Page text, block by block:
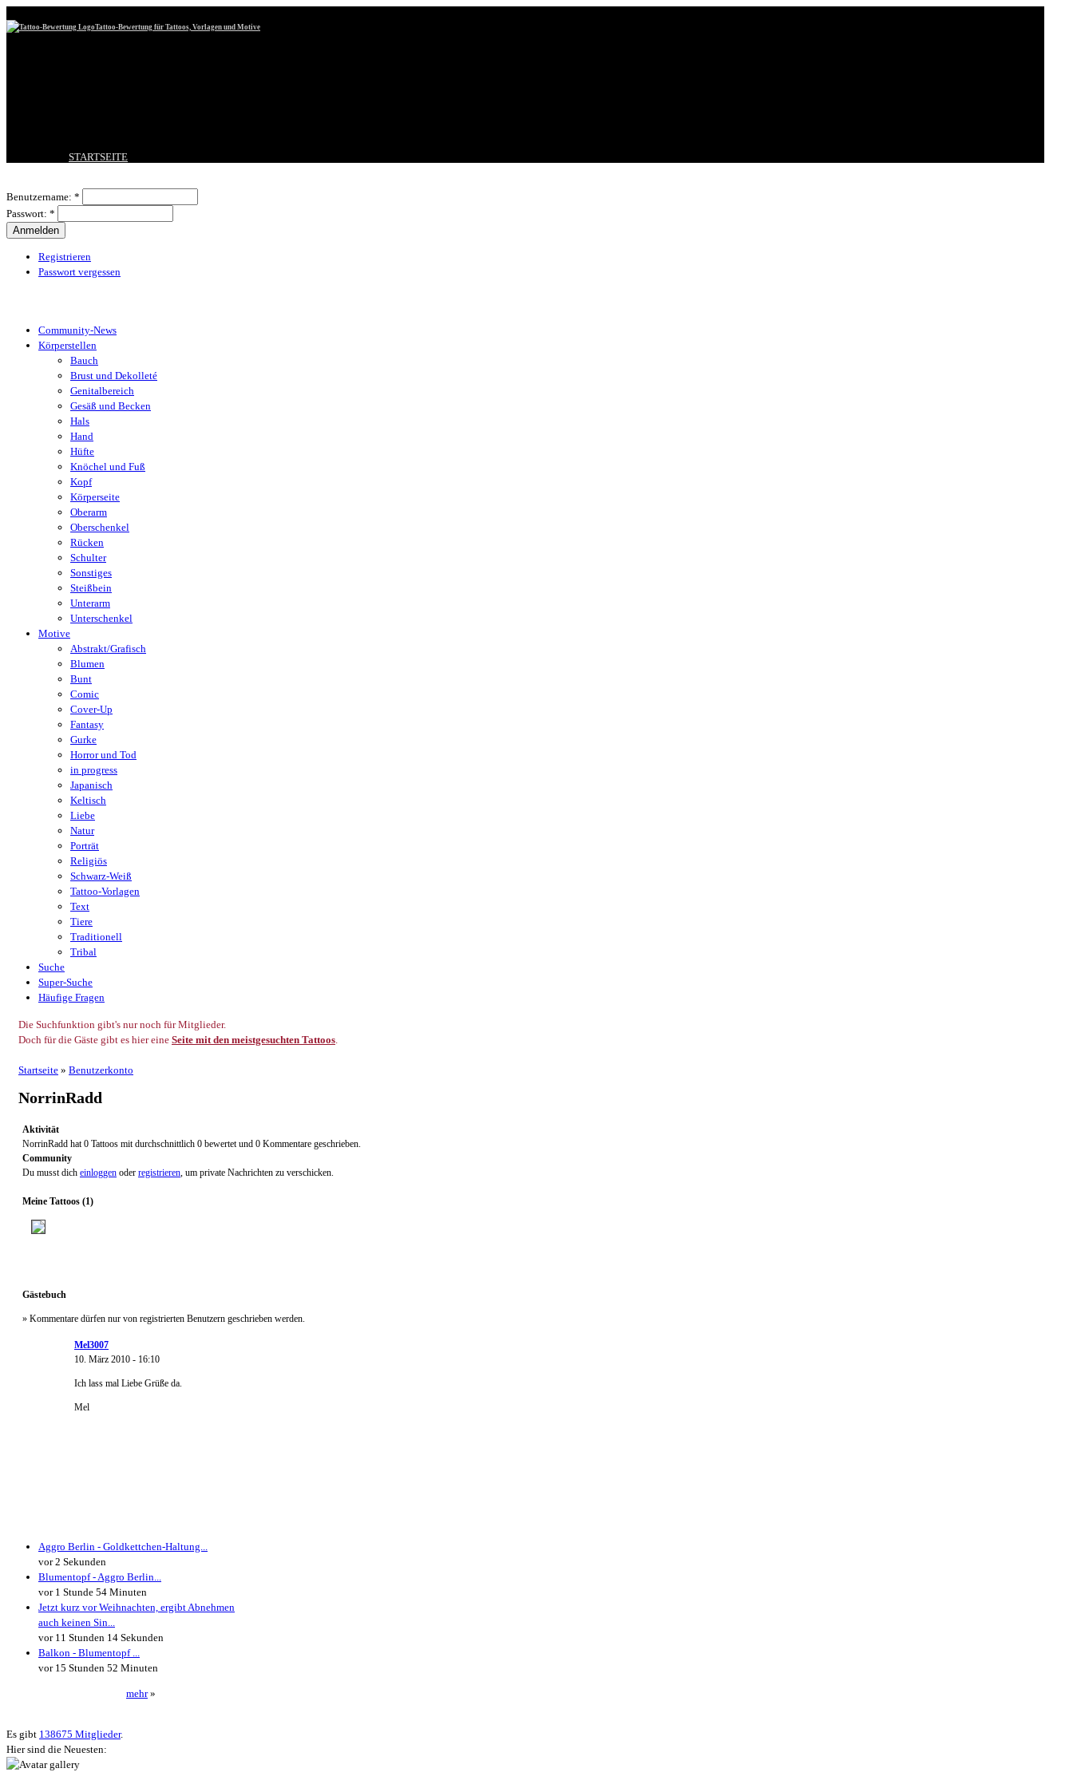
Tattoo-Bewertung für Tattoos, Vorlagen und Motive
STARTSEITE
BESTE TATTOOS
NEUESTE TATTOOS
Benutzername: *
Passwort: *
Registrieren
Passwort vergessen
Community-News
Körperstellen
Bauch
Brust und Dekolleté
Genitalbereich
Gesäß und Becken
Hals
Hand
Hüfte
Knöchel und Fuß
Kopf
Körperseite
Oberarm
Oberschenkel
Rücken
Schulter
Sonstiges
Steißbein
Unterarm
Unterschenkel
Motive
Abstrakt/Grafisch
Blumen
Bunt
Comic
Cover-Up
Fantasy
Gurke
Horror und Tod
in progress
Japanisch
Keltisch
Liebe
Natur
Porträt
Religiös
Schwarz-Weiß
Tattoo-Vorlagen
Text
Tiere
Traditionell
Tribal
Suche
Super-Suche
Häufige Fragen
Die Suchfunktion gibt's nur noch für Mitglieder.
Doch für die Gäste gibt es hier eine Seite mit den meistgesuchten Tattoos.
Startseite » Benutzerkonto
NorrinRadd
Aktivität
NorrinRadd hat 0 Tattoos mit durchschnittlich 0 bewertet und 0 Kommentare geschrieben.
Community
Du musst dich einloggen oder registrieren, um private Nachrichten zu verschicken.
Meine Tattoos (1)
Gästebuch
» Kommentare dürfen nur von registrierten Benutzern geschrieben werden.
Mel3007
10. März 2010 - 16:10
Ich lass mal Liebe Grüße da.
Mel
Aggro Berlin - Goldkettchen-Haltung...
vor 2 Sekunden
Blumentopf - Aggro Berlin...
vor 1 Stunde 54 Minuten
Jetzt kurz vor Weihnachten, ergibt Abnehmen
auch keinen Sin...
vor 11 Stunden 14 Sekunden
Balkon - Blumentopf ...
vor 15 Stunden 52 Minuten
mehr»
Es gibt 138675 Mitglieder.
Hier sind die Neuesten: